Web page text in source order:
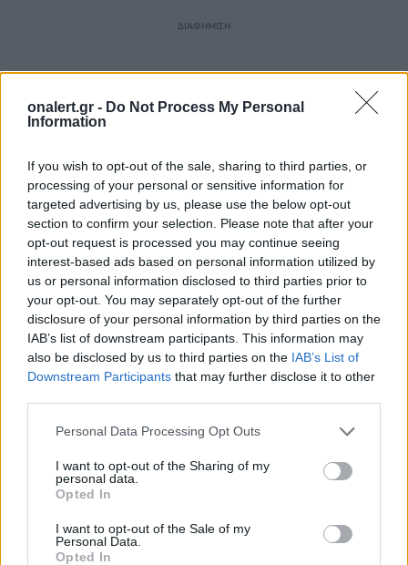
onalert.gr - Do Not Process My Personal
Information
If you wish to opt-out of the sale, sharing to third parties, or
processing of your personal or sensitive information for
targeted advertising by us, please use the below opt-out
section to confirm your selection. Please note that after your
opt-out request is processed you may continue seeing
interest-based ads based on personal information utilized by
us or personal information disclosed to third parties prior to
your opt-out. You may separately opt-out of the further
disclosure of your personal information by third parties on the
IAB’s list of downstream participants. This information may
also be disclosed by us to third parties on the IAB’s List of
Downstream Participants that may further disclose it to other
Personal Data Processing Opt Outs
I want to opt-out of the Sharing of my
personal data.
Opted In
I want to opt-out of the Sale of my
Personal Data.
Opted In
Διάβασε επίσης
ΔΙΑΦΗΜΙΣΗ
για την άμυνα.
ΔΙΑΔΗΛΩΣΕΙΣ ΕΠΕΙΣΟΔΙΑ ΤΡΑΥΜΑΤΙΕΣ ΧΙΛΗ